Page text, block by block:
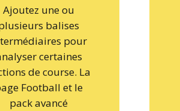
Ajoutez une ou
balises
pour
certaines
de course. La
Football et le
pack avancé